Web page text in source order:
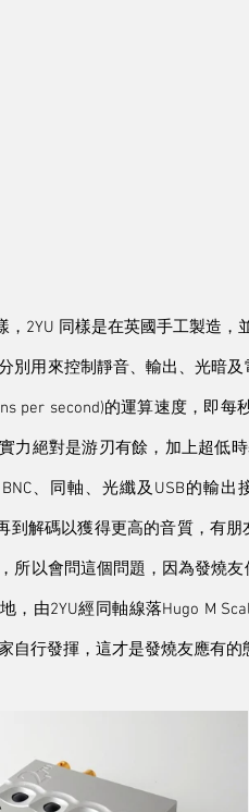
，2YU 同樣是在英國手工製造
別用來控制靜音、輸出、光暗
per second)的運算速度，即
力絕對是游刃有餘，加上超低
、同軸、光纖及USB的輸
到解碼以獲得更高的音質，有朋
所以會問這個問題，因為發燒
，由2YU經同軸線落Hugo M
自行發揮，這才是發燒友應有的